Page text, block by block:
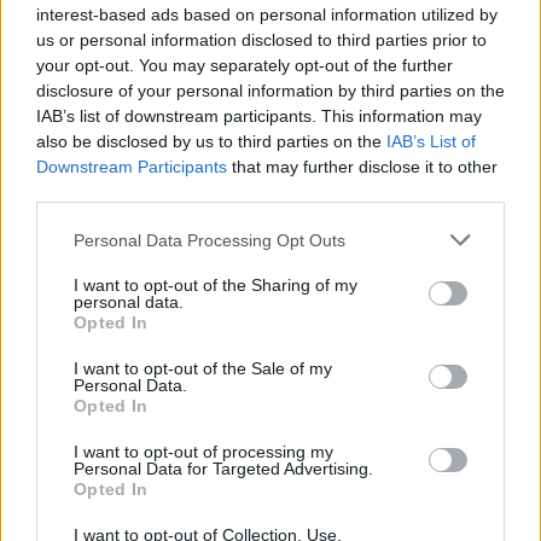
interest-based ads based on personal information utilized by
us or personal information disclosed to third parties prior to
your opt-out. You may separately opt-out of the further
disclosure of your personal information by third parties on the
IAB’s list of downstream participants. This information may
also be disclosed by us to third parties on the IAB’s List of
Downstream Participants that may further disclose it to other
Personal Data Processing Opt Outs
I want to opt-out of the Sharing of my
personal data.
Opted In
I want to opt-out of the Sale of my
Personal Data.
Opted In
I want to opt-out of processing my
Personal Data for Targeted Advertising.
Opted In
I want to opt-out of Collection, Use,
sèche et quelques produits plaisir.
Courses en une seule fois : Limite les achats
“dépannage” dans la semaine, qui coûtent
souvent plus cher.
Résultat : moins de dépenses imprévues, une
alimentation plus variée, et un réel contrôle sur le
budget.
Organiser ses courses pour limiter le
gaspillage et faire des économies
Économiser sur le budget courses passe aussi par la
lutte contre le gaspillage alimentaire. Chaque année,
forme d’aliments oubliés ou périmés. Voici quelques
astuces anti-gaspillage à adopter :